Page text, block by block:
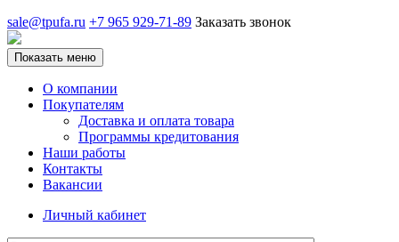
sale@tpufa.ru +7 965 929-71-89 Заказать звонок
Показать меню
О компании
Покупателям
Доставка и оплата товара
Программы кредитования
Наши работы
Контакты
Вакансии
Личный кабинет